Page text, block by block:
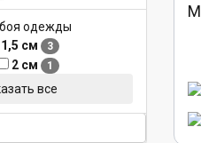
одежды
1,5 см 3
2 см 1
все